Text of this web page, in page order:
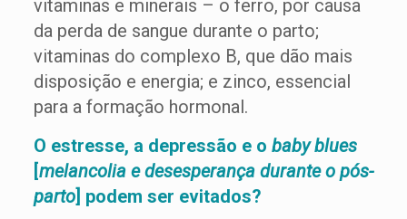
vitaminas e minerais – o ferro, por causa
da perda de sangue durante o parto;
vitaminas do complexo B, que dão mais
disposição e energia; e zinco, essencial
para a formação hormonal.
O estresse, a depressão e o baby blues
[melancolia e desesperança durante o pós-
parto] podem ser evitados?